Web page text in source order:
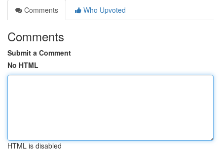
Comments
Who Upvoted
Comments
Submit a Comment
No HTML
HTML is disabled